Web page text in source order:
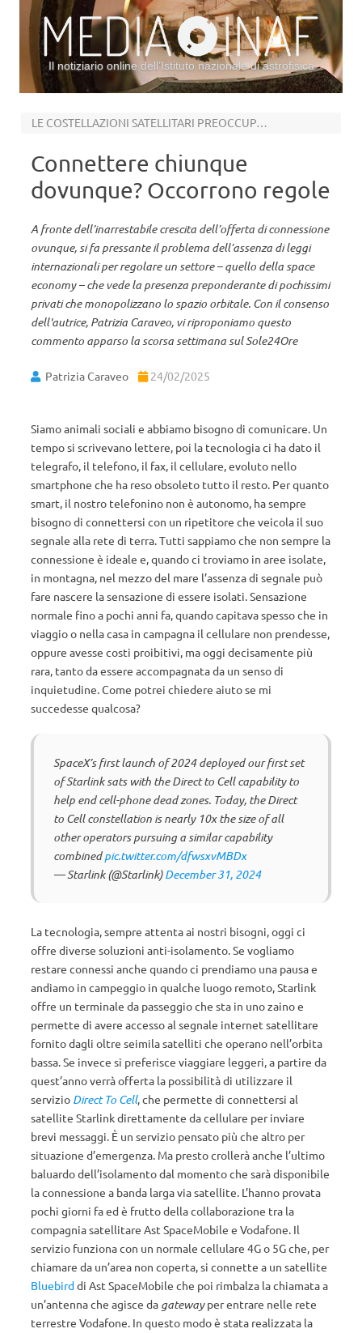
Il notiziario online dell’Istituto nazionale di astrofisica
LE COSTELLAZIONI SATELLITARI PREOCCUPANO GLI ASTRONOMI
Connettere chiunque
dovunque? Occorrono regole
A fronte dell’inarrestabile crescita dell’offerta di connessione
ovunque, si fa pressante il problema dell’assenza di leggi
internazionali per regolare un settore – quello della space
economy – che vede la presenza preponderante di pochissimi
privati che monopolizzano lo spazio orbitale. Con il consenso
dell'autrice, Patrizia Caraveo, vi riproponiamo questo
commento apparso la scorsa settimana sul Sole24Ore
Patrizia Caraveo 24/02/2025
Siamo animali sociali e abbiamo bisogno di comunicare. Un
tempo si scrivevano lettere, poi la tecnologia ci ha dato il
telegrafo, il telefono, il fax, il cellulare, evoluto nello
smartphone che ha reso obsoleto tutto il resto. Per quanto
smart, il nostro telefonino non è autonomo, ha sempre
bisogno di connettersi con un ripetitore che veicola il suo
segnale alla rete di terra. Tutti sappiamo che non sempre la
connessione è ideale e, quando ci troviamo in aree isolate,
in montagna, nel mezzo del mare l’assenza di segnale può
fare nascere la sensazione di essere isolati. Sensazione
normale fino a pochi anni fa, quando capitava spesso che in
viaggio o nella casa in campagna il cellulare non prendesse,
oppure avesse costi proibitivi, ma oggi decisamente più
rara, tanto da essere accompagnata da un senso di
inquietudine. Come potrei chiedere aiuto se mi
succedesse qualcosa?
SpaceX’s first launch of 2024 deployed our first set
of Starlink sats with the Direct to Cell capability to
help end cell-phone dead zones. Today, the Direct
to Cell constellation is nearly 10x the size of all
other operators pursuing a similar capability
combinedpic.twitter.com/dfwsxvMBDx
— Starlink (@Starlink)December 31, 2024
La tecnologia, sempre attenta ai nostri bisogni, oggi ci
offre diverse soluzioni anti-isolamento. Se vogliamo
restare connessi anche quando ci prendiamo una pausa e
andiamo in campeggio in qualche luogo remoto, Starlink
offre un terminale da passeggio che sta in uno zaino e
permette di avere accesso al segnale internet satellitare
fornito dagli oltre seimila satelliti che operano nell’orbita
bassa. Se invece si preferisce viaggiare leggeri, a partire da
quest’anno verrà offerta la possibilità di utilizzare il
servizio Direct To Cell, che permette di connettersi al
satellite Starlink direttamente da cellulare per inviare
brevi messaggi. È un servizio pensato più che altro per
situazione d’emergenza. Ma presto crollerà anche l’ultimo
baluardo dell’isolamento dal momento che sarà disponibile
la connessione a banda larga via satellite. L’hanno provata
pochi giorni fa ed è frutto della collaborazione tra la
compagnia satellitare Ast SpaceMobile e Vodafone. Il
servizio funziona con un normale cellulare 4G o 5G che, per
chiamare da un’area non coperta, si connette a un satellite
Bluebirddi Ast SpaceMobile che poi rimbalza la chiamata a
un’antenna che agisce da gatewayper entrare nelle rete
terrestre Vodafone. In questo modo è stata realizzata la